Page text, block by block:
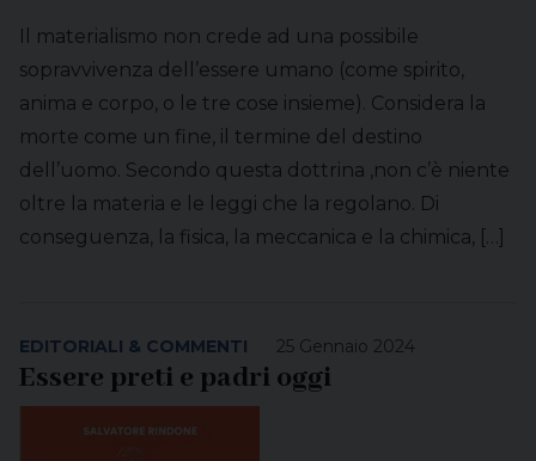
Il materialismo non crede ad una possibile
sopravvivenza dell’essere umano (come spirito,
anima e corpo, o le tre cose insieme). Considera la
morte come un fine, il termine del destino
dell’uomo. Secondo questa dottrina ,non c’è niente
oltre la materia e le leggi che la regolano. Di
conseguenza, la fisica, la meccanica e la chimica, […]
25 Gennaio 2024
EDITORIALI & COMMENTI
Essere preti e padri oggi